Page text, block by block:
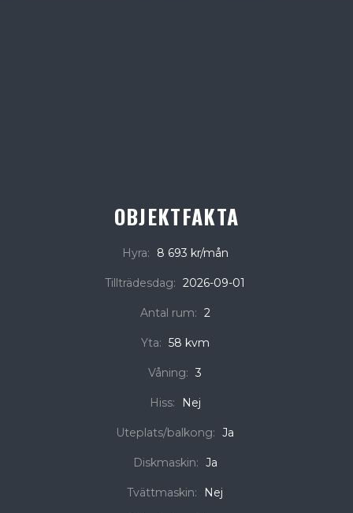
OBJEKTFAKTA
Hyra: 8 693 kr/mån
Tillträdesdag: 2026-09-01
Antal rum: 2
Yta: 58 kvm
Våning: 3
Hiss: Nej
Uteplats/balkong: Ja
Diskmaskin: Ja
Tvättmaskin: Nej